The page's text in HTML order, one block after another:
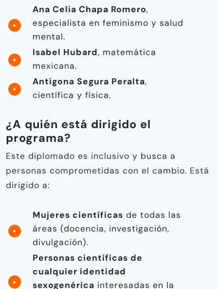
Ana Celia Chapa Romero,
especialista en feminismo y salud
mental.
Isabel Hubard, matemática
mexicana.
Antígona Segura Peralta,
científica y física.
¿A quién está dirigido el
programa?
Este diplomado es inclusivo y busca a
personas comprometidas con el cambio. Está
dirigido a:
Mujeres científicas de todas las
áreas (docencia, investigación,
divulgación).
Personas científicas de
cualquier identidad
sexogenérica interesadas en la